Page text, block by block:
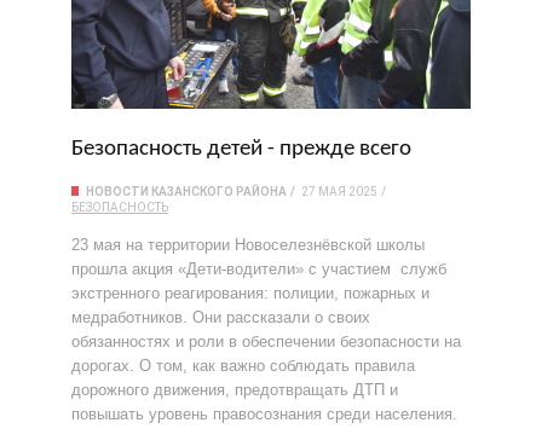
Безопасность детей - прежде всего
НОВОСТИ КАЗАНСКОГО РАЙОНА
27 МАЯ 2025
БЕЗОПАСНОСТЬ
23 мая на территории Новоселезнёвской школы
прошла акция «Дети-водители» с участием служб
экстренного реагирования: полиции, пожарных и
медработников. Они рассказали о своих
обязанностях и роли в обеспечении безопасности на
дорогах. О том, как важно соблюдать правила
дорожного движения, предотвращать ДТП и
повышать уровень правосознания среди населения.